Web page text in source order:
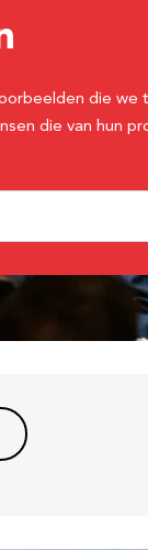
die we
die van hun